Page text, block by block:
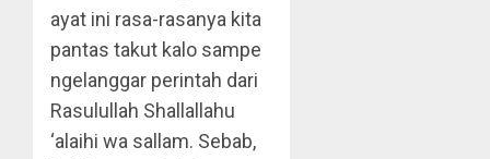
ayat ini rasa-rasanya kita
pantas takut kalo sampe
ngelanggar perintah dari
Rasulullah Shallallahu
‘alaihi wa sallam. Sebab,